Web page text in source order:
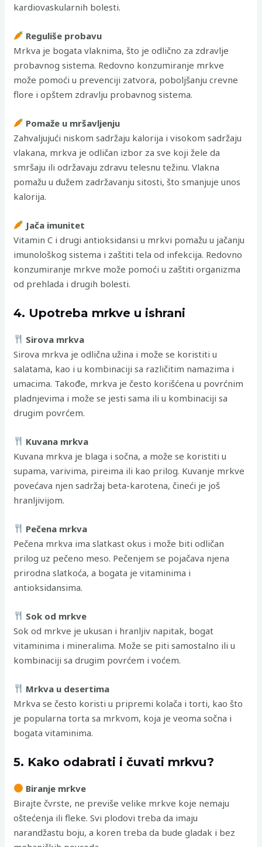
kardiovaskularnih bolesti.
Reguliše probavu
Mrkva je bogata vlaknima, što je odlično za zdravlje
probavnog sistema. Redovno konzumiranje mrkve
može pomoći u prevenciji zatvora, poboljšanju crevne
flore i opštem zdravlju probavnog sistema.
Pomaže u mršavljenju
Zahvaljujući niskom sadržaju kalorija i visokom sadržaju
vlakana, mrkva je odličan izbor za sve koji žele da
smršaju ili održavaju zdravu telesnu težinu. Vlakna
pomažu u dužem zadržavanju sitosti, što smanjuje unos
kalorija.
Jača imunitet
Vitamin C i drugi antioksidansi u mrkvi pomažu u jačanju
imunološkog sistema i zaštiti tela od infekcija. Redovno
konzumiranje mrkve može pomoći u zaštiti organizma
od prehlada i drugih bolesti.
4. Upotreba mrkve u ishrani
Sirova mrkva
Sirova mrkva je odlična užina i može se koristiti u
salatama, kao i u kombinaciji sa različitim namazima i
umacima. Takođe, mrkva je često korišćena u povrćnim
pladnjevima i može se jesti sama ili u kombinaciji sa
drugim povrćem.
Kuvana mrkva
Kuvana mrkva je blaga i sočna, a može se koristiti u
supama, varivima, pireima ili kao prilog. Kuvanje mrkve
povećava njen sadržaj beta-karotena, čineći je još
hranljivijom.
Pečena mrkva
Pečena mrkva ima slatkast okus i može biti odličan
prilog uz pečeno meso. Pečenjem se pojačava njena
prirodna slatkoća, a bogata je vitaminima i
antioksidansima.
Sok od mrkve
Sok od mrkve je ukusan i hranljiv napitak, bogat
vitaminima i mineralima. Može se piti samostalno ili u
kombinaciji sa drugim povrćem i voćem.
Mrkva u desertima
Mrkva se često koristi u pripremi kolača i torti, kao što
je popularna torta sa mrkvom, koja je veoma sočna i
bogata vitaminima.
5. Kako odabrati i čuvati mrkvu?
Biranje mrkve
Birajte čvrste, ne previše velike mrkve koje nemaju
oštećenja ili fleke. Svi plodovi treba da imaju
narandžastu boju, a koren treba da bude gladak i bez